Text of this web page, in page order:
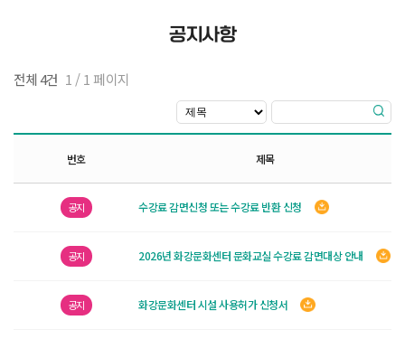
공지사항
전체 4건 1 / 1 페이지
번호 제목
공지 수강료 감면신청 또는 수강료 반환 신청
공지 2026년 화강문화센터 문화교실 수강료 감면대상 안내
공지 화강문화센터 시설 사용허가 신청서